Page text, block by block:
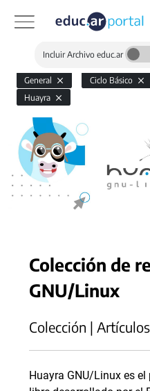
Incluir Archivo educ.ar
General Ciclo Básico
Huayra
Colección de
GNU/Linux
Colección | Artículos
Huayra GNU/Linux es